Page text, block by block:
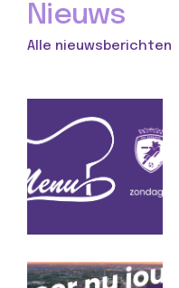
Nieuws
Alle nieuwsberichten